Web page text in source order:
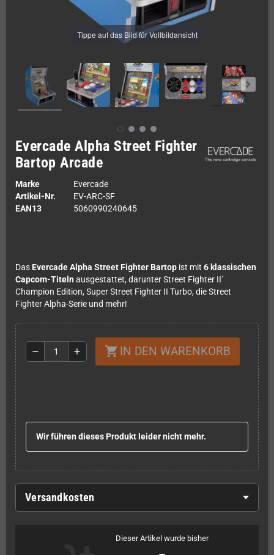
Tippe auf das Bild für Vollbildansicht
Evercade Alpha Street Fighter
Bartop Arcade
Marke
Evercade
Artikel-Nr.
EV-ARC-SF
EAN13
5060990240645
Das Evercade Alpha Street Fighter Bartop ist mit 6 klassischen
Capcom-Titeln ausgestattet, darunter Street Fighter II’
Champion Edition, Super Street Fighter II Turbo, die Street
Fighter Alpha-Serie und mehr!
remove add shopping_cart IN DEN WARENKORB
Wir führen dieses Produkt leider nicht mehr.
Versandkosten
Dieser Artikel wurde bisher